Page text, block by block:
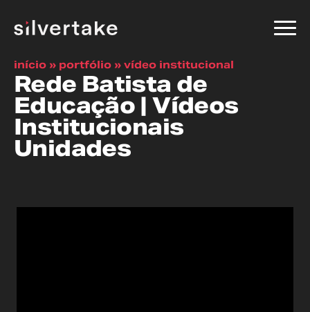
início » portfólio » vídeo institucional
Rede Batista de
Educação | Vídeos
Institucionais
Unidades